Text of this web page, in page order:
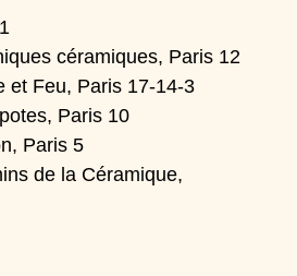
céramiques, Paris 12
et Feu, Paris 17-14-3
Paris 10
Paris 5
de la Céramique,